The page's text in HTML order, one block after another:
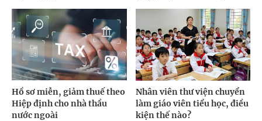
Hồ sơ miễn, giảm thuế theo
Hiệp định cho nhà thầu
nước ngoài
Nhân viên thư viện chuyển
làm giáo viên tiểu học, điều
kiện thế nào?